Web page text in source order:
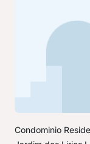
Condominio